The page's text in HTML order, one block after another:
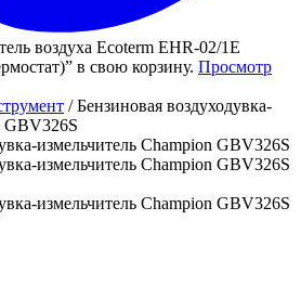
воздуха Ecoterm EHR-02/1E
в свою корзину. Просмотр
/ Бензиновая воздуходувка-
GВV326S